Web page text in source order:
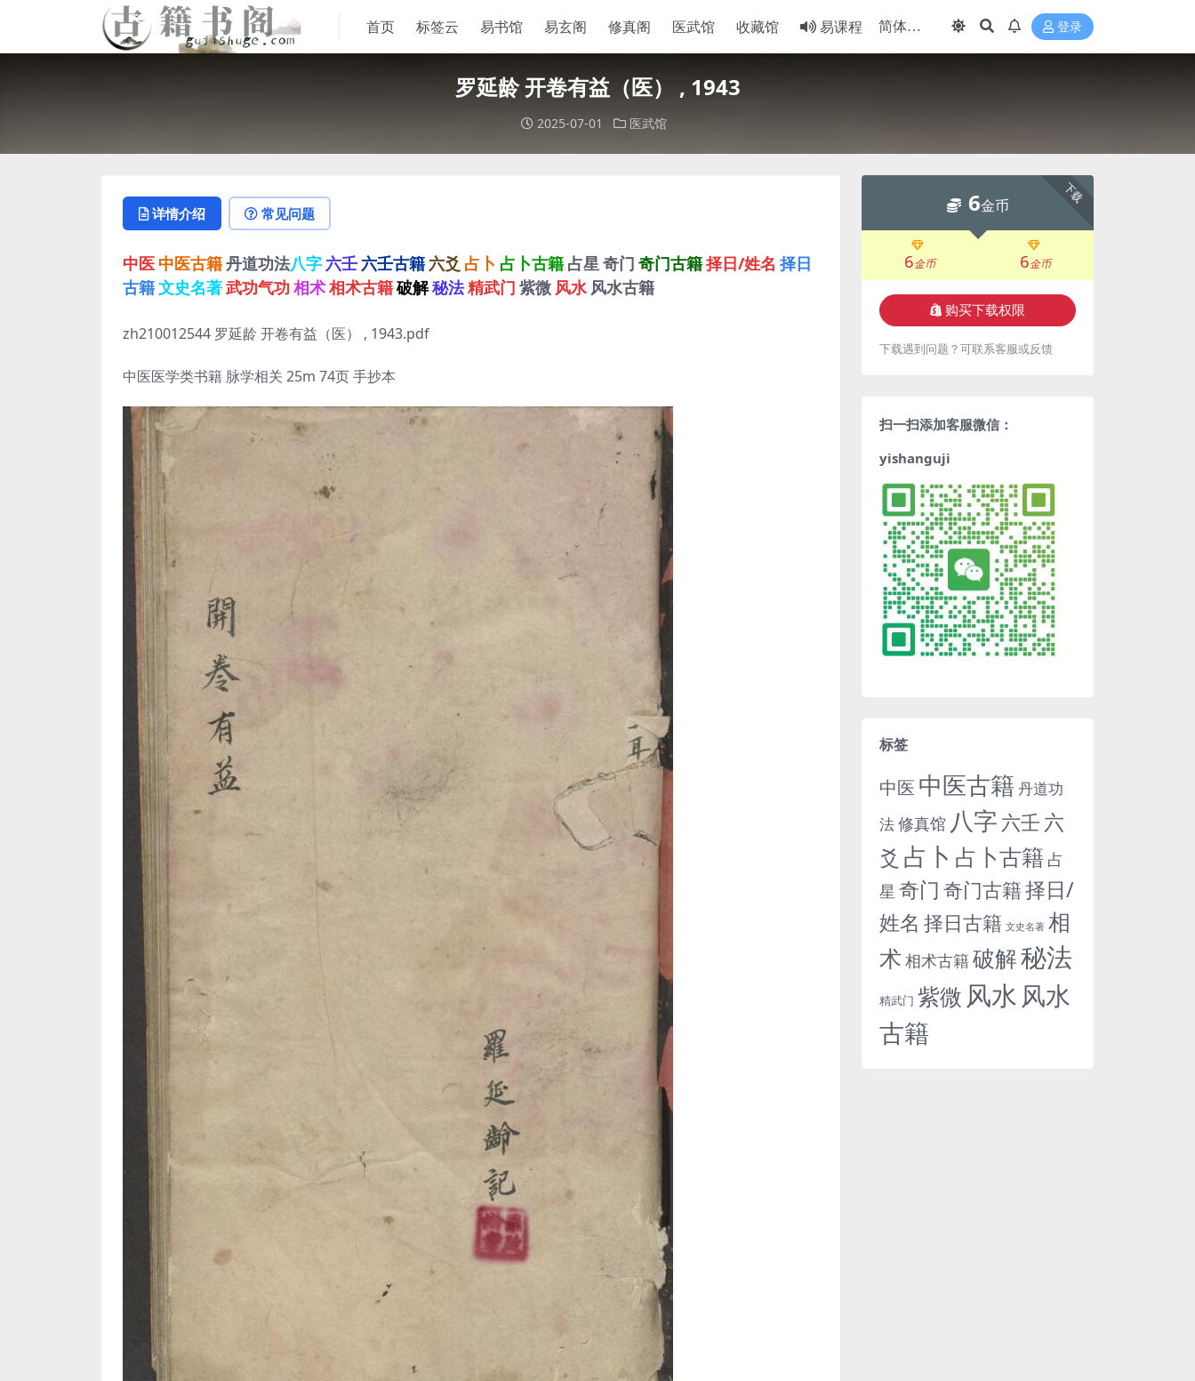
首页 标签云 易书馆 易玄阁 修真阁 医武馆 收藏馆 易课程 登录
罗延龄 开卷有益（医） , 1943
2025-07-01 医武馆
详情介绍 常见问题
中医 中医古籍丹道功法八字 六壬 六壬古籍 六爻 占卜 占卜古籍 占星奇门 奇门古籍择日/姓名 择日
古籍文史名著武功气功 相术相术古籍破解秘法精武门 紫微 风水 风水古籍
zh210012544 罗延龄 开卷有益（医） , 1943.pdf
中医医学类书籍 脉学相关 25m 74页 手抄本
下载
6金币
6金币 6金币
购买下载权限
下载遇到问题？可联系客服或反馈
扫一扫添加客服微信：
yishanguji
标签
中医 中医古籍 丹道功
法修真馆 八字 六壬 六
爻 占卜 占卜古籍 占
星 奇门 奇门古籍择日/
姓名 择日古籍 文史名著 相
术 相术古籍破解秘法
精武门 紫微 风水 风水
古籍